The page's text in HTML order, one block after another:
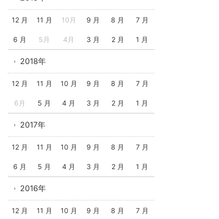
12 月 11 月 10月 9 月 8 月 7 月
6 月 5月 4月 3 月 2 月 1 月
2018年
12 月 11 月 10 月 9 月 8 月 7 月
6月 5 月 4 月 3 月 2 月 1 月
2017年
12 月 11 月 10 月 9 月 8 月 7 月
6 月 5 月 4 月 3 月 2 月 1 月
2016年
12 月 11 月 10 月 9 月 8 月 7 月